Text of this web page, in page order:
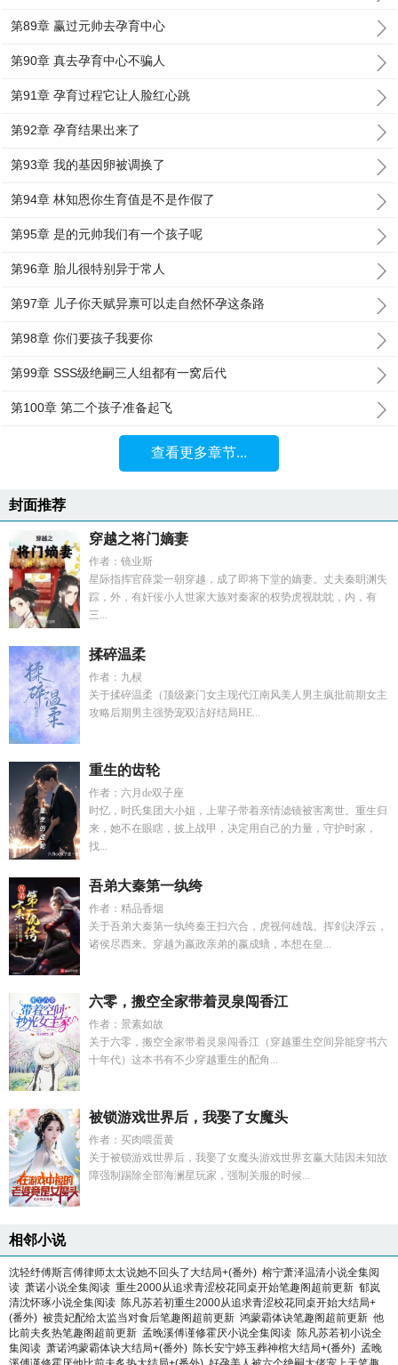
第89章 赢过元帅去孕育中心
第90章 真去孕育中心不骗人
第91章 孕育过程它让人脸红心跳
第92章 孕育结果出来了
第93章 我的基因卵被调换了
第94章 林知恩你生育值是不是作假了
第95章 是的元帅我们有一个孩子呢
第96章 胎儿很特别异于常人
第97章 儿子你天赋异禀可以走自然怀孕这条路
第98章 你们要孩子我要你
第99章 SSS级绝嗣三人组都有一窝后代
第100章 第二个孩子准备起飞
查看更多章节...
封面推荐
穿越之将门嫡妻
作者：镜业斯
星际指挥官薛棠一朝穿越，成了即将下堂的嫡妻。丈夫秦眀渊失
踪，外，有奸佞小人世家大族对秦家的权势虎视眈眈，内，有
三...
揉碎温柔
作者：九棂
关于揉碎温柔（顶级豪门女主现代江南风美人男主疯批前期女主
攻略后期男主强势宠双洁好结局HE...
重生的齿轮
作者：六月de双子座
时忆，时氏集团大小姐，上辈子带着亲情滤镜被害离世。重生归
来，她不在眼瞎，披上战甲，决定用自己的力量，守护时家，
找...
吾弟大秦第一纨绔
作者：精品香烟
关于吾弟大秦第一纨绔秦王扫六合，虎视何雄哉。挥剑决浮云，
诸侯尽西来。穿越为嬴政亲弟的嬴成蟜，本想在皇...
六零，搬空全家带着灵泉闯香江
作者：景素如故
关于六零，搬空全家带着灵泉闯香江（穿越重生空间异能穿书六
十年代）这本书有不少穿越重生的配角...
被锁游戏世界后，我娶了女魔头
作者：买肉喂蛋黄
关于被锁游戏世界后，我娶了女魔头游戏世界玄赢大陆因未知故
障强制踢除全部海澜星玩家，强制关服的时候...
相邻小说
沈轻纾傅斯言傅律师太太说她不回头了大结局+(番外) 榕宁萧泽温清小说全集阅
读 萧诺小说全集阅读 重生2000从追求青涩校花同桌开始笔趣阁超前更新 郁岚
清沈怀琢小说全集阅读 陈凡苏若初重生2000从追求青涩校花同桌开始大结局+
(番外) 被贵妃配给太监当对食后笔趣阁超前更新 鸿蒙霸体诀笔趣阁超前更新 他
比前夫炙热笔趣阁超前更新 孟晚溪傅谨修霍厌小说全集阅读 陈凡苏若初小说全
集阅读 萧诺鸿蒙霸体诀大结局+(番外) 陈长安宁婷玉葬神棺大结局+(番外) 孟晚